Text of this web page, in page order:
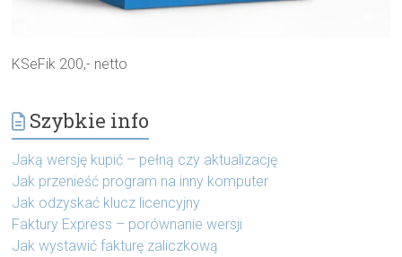
KSeFik 200,- netto
Szybkie info
Jaką wersję kupić – pełną czy aktualizację
Jak przenieść program na inny komputer
Jak odzyskać klucz licencyjny
Faktury Express – porównanie wersji
Jak wystawić fakturę zaliczkową